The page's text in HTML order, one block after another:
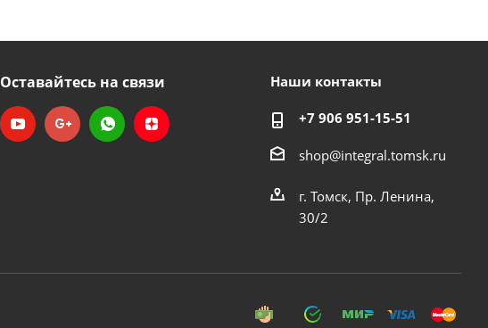
Оставайтесь на связи Наши контакты
+7 906 951-15-51
shop@integral.tomsk.ru
г. Томск, Пр. Ленина,
30/2